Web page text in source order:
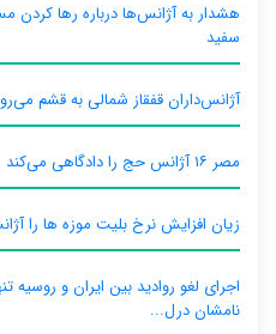
هشدار به آژانس‌ها درباره رها کردن
سفید
آژانس‌داران قفقاز شمالی به قشم
مصر ۱۶ آژانس حج را دادگاهی می‌کند
زیان افزایش نرخ بلیت موزه ها را
اجرای لغو روادید بین ایران و روسیه
نامشان درل...